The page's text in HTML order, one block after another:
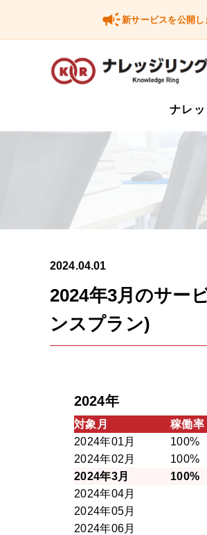
campaign新サービスを公開し
ナレ
2024.04.01
2024年3月のサー
ンスプラン)
2024年
対象月 稼働率
2024年01月
100%
2024年02月
100%
2024年3月
100%
2024年04月
2024年05月
2024年06月